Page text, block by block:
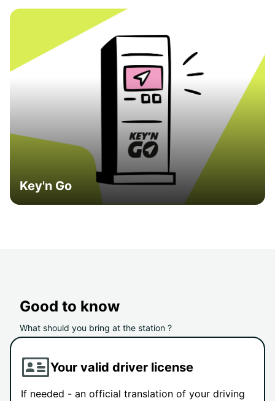
Key'n Go
Good to know
What should you bring at the station ?
Your valid driver license
If needed - an official translation of your driving